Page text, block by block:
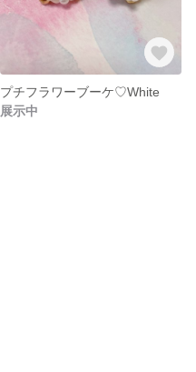
プチフラワーブーケ♡White
展示中